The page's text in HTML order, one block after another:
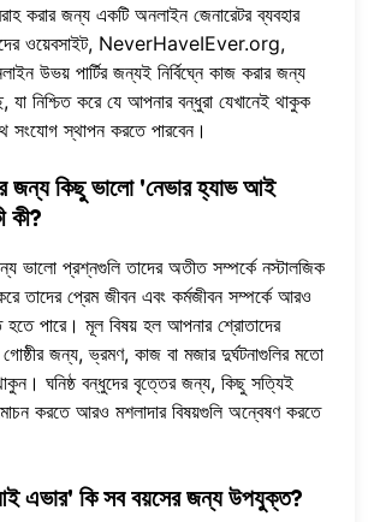
করার জন্য একটি অনলাইন জেনারেটর ব্যবহার
ওয়েবসাইট, NeverHaveIEver.org,
উভয় পার্টির জন্যই নির্বিঘ্নে কাজ করার জন্য
যা নিশ্চিত করে যে আপনার বন্ধুরা যেখানেই থাকুক
সংযোগ স্থাপন করতে পারবেন।
জন্য কিছু ভালো 'নেভার হ্যাভ আই
কী?
ভালো প্রশ্নগুলি তাদের অতীত সম্পর্কে নস্টালজিক
তাদের প্রেম জীবন এবং কর্মজীবন সম্পর্কে আরও
হতে পারে। মূল বিষয় হল আপনার শ্রোতাদের
জন্য, ভ্রমণ, কাজ বা মজার দুর্ঘটনাগুলির মতো
ঘনিষ্ঠ বন্ধুদের বৃত্তের জন্য, কিছু সত্যিই
করতে আরও মশলাদার বিষয়গুলি অন্বেষণ করতে
এভার' কি সব বয়সের জন্য উপযুক্ত?